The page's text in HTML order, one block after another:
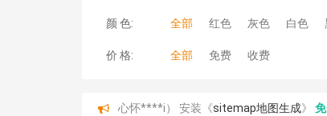
颜 色: 全部 红色 灰色 白色
价 格: 全部 免费 收费
C**y 安装《 地图位置选取插件》免费